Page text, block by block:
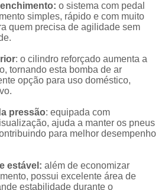
o sistema com pedal
simples, rápido e com muito
quem precisa de agilidade sem
: o cilindro reforçado aumenta a
tornando esta bomba de ar
opção para uso doméstico,
pressão: equipada com
ajuda a manter os pneus
para melhor desempenho
estável: além de economizar
possui excelente área de
estabilidade durante o